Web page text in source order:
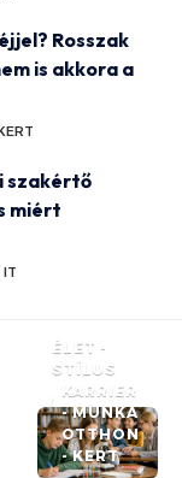
Rosszak
is akkora a
szakértő
miért
IT
ÉLET -
STÍLUS
KARRIER
- MUNKA
OTTHON
- KERT